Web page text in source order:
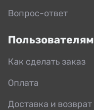
Вопрос-ответ
Пользователям
Как сделать заказ
Оплата
Доставка и возврат